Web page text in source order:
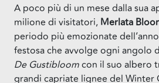
A poco più di un mese dalla sua
milione di visitatori, Merlata
periodo più emozionate
festosa che avvolge ogni angolo
De Gustibloomcon il suo albero
grandi capriate lignee del Winter